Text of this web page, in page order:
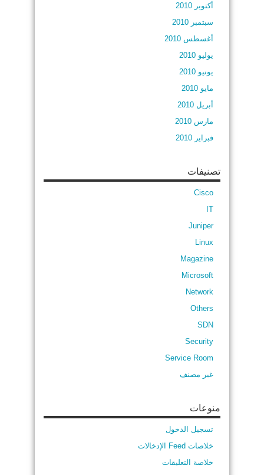
أكتوبر 2010
سبتمبر 2010
أغسطس 2010
يوليو 2010
يونيو 2010
مايو 2010
أبريل 2010
مارس 2010
فبراير 2010
تصنيفات
Cisco
IT
Juniper
Linux
Magazine
Microsoft
Network
Others
SDN
Security
Service Room
غير مصنف
منوعات
تسجيل الدخول
خلاصات Feed الإدخالات
خلاصة التعليقات